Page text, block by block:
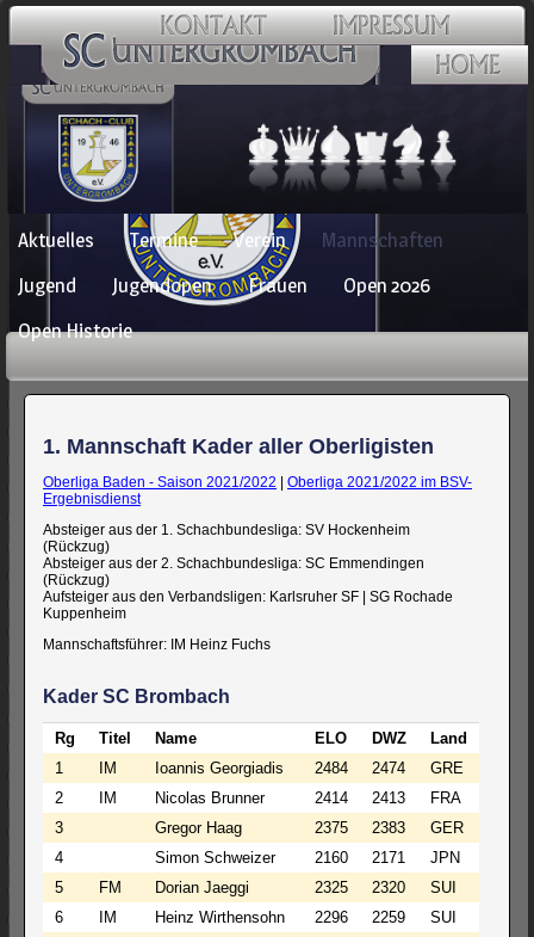
Navigation
überspringen
Aktuelles Termine Verein
Mannschaften
Jugend
Jugendopen Frauen
Open 2026
Open Historie
1. Mannschaft Kader aller Oberligisten
Oberliga Baden - Saison 2021/2022
Oberliga 2021/2022 im BSV-
Ergebnisdienst
Absteiger aus der 1. Schachbundesliga: SV Hockenheim
(Rückzug)
Absteiger aus der 2. Schachbundesliga: SC Emmendingen
(Rückzug)
Aufsteiger aus den Verbandsligen: Karlsruher SF | SG Rochade
Kuppenheim
Mannschaftsführer: IM Heinz Fuchs
Kader SC Brombach
Rg Titel Name ELO DWZ
Land
1
IM Ioannis Georgiadis 2484 2474
GRE
2
IM Nicolas Brunner 2414 2413
FRA
3
Gregor Haag 2375 2383
GER
4
Simon Schweizer 2160 2171
JPN
5
FM Dorian Jaeggi 2325 2320
SUI
6
IM Heinz Wirthensohn 2296 2259
SUI